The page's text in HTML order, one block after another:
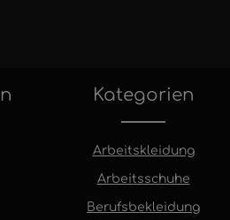
Kategorien
Arbeitskleidung
Arbeitsschuhe
Berufsbekleidung